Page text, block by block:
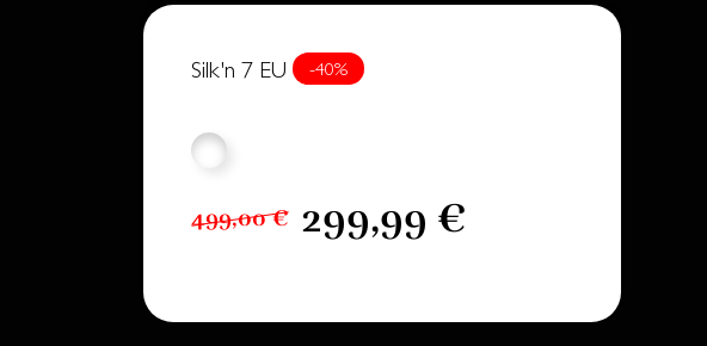
Silk'n 7 EU -40%
499,00 € 299,99 €